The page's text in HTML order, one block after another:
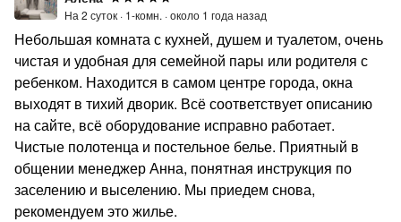
На 2 суток · 1-комн. ·около 1 года назад
Небольшая комната с кухней, душем и туалетом, очень
чистая и удобная для семейной пары или родителя с
ребенком. Находится в самом центре города, окна
выходят в тихий дворик. Всё соответствует описанию
на сайте, всё оборудование исправно работает.
Чистые полотенца и постельное белье. Приятный в
общении менеджер Анна, понятная инструкция по
заселению и выселению. Мы приедем снова,
рекомендуем это жилье.